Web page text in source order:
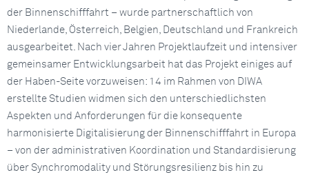
der Binnenschifffahrt – wurde partnerschaftlich von
Niederlande, Österreich, Belgien, Deutschland und Frankreich
ausgearbeitet. Nach vier Jahren Projektlaufzeit und intensiver
gemeinsamer Entwicklungsarbeit hat das Projekt einiges auf
der Haben-Seite vorzuweisen: 14 im Rahmen von DIWA
erstellte Studien widmen sich den unterschiedlichsten
Aspekten und Anforderungen für die konsequente
harmonisierte Digitalisierung der Binnenschifffahrt in Europa
– von der administrativen Koordination und Standardisierung
über Synchromodality und Störungsresilienz bis hin zu